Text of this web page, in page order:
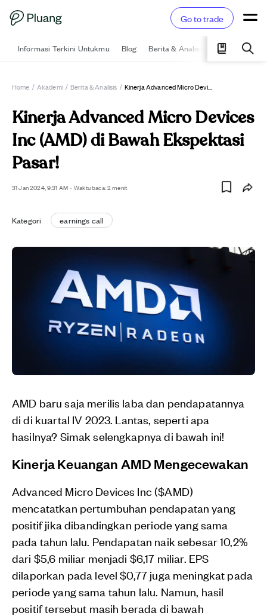
Go to trade
Informasi Terkini Untukmu Blog Berita & Analisis Pelajari
Home / Akademi / Berita & Analisis / Kinerja Advanced Micro Devices Inc (AMD) Di Bawah Ekspektasi Pasar!
Kinerja Advanced Micro Devices
Inc (AMD) di Bawah Ekspektasi
Pasar!
31 Jan 2024, 9:31 AM · Waktu baca: 2 menit
Kategori earnings call
AMD baru saja merilis laba dan pendapatannya
di di kuartal IV 2023. Lantas, seperti apa
hasilnya? Simak selengkapnya di bawah ini!
Kinerja Keuangan AMD Mengecewakan
Advanced Micro Devices Inc ($AMD)
mencatatkan pertumbuhan pendapatan yang
positif jika dibandingkan periode yang sama
pada tahun lalu. Pendapatan naik sebesar 10,2%
dari $5,6 miliar menjadi $6,17 miliar. EPS
dilaporkan pada level $0,77 juga meningkat pada
periode yang sama tahun lalu. Namun, hasil
positif tersebut masih berada di bawah